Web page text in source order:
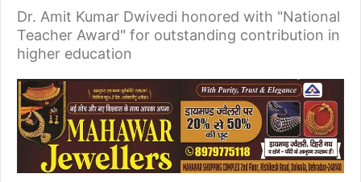
Dr. Amit Kumar Dwivedi honored with "National
Teacher Award" for outstanding contribution in
higher education